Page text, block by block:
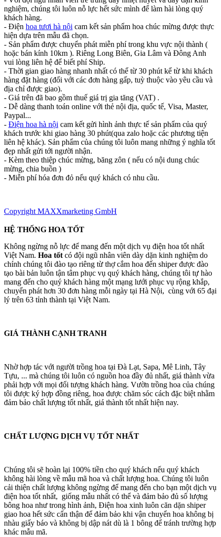
nghiệm, chúng tôi luôn nỗ lực hết sức mình để làm hài lòng quý
khách hàng.
- Điện hoa tươi hà nội cam kết sản phẩm hoa chúc mừng được thực
hiện dựa trên mẫu đã chọn.
- Sản phẩm được chuyển phát miễn phí trong khu vực nội thành (
hoặc bán kính 10km ). Riêng Long Biên, Gia Lâm và Đông Anh
vui lòng liên hệ để biết phí Ship.
- Thời gian giao hàng nhanh nhất có thể từ 30 phút kể từ khi khách
hàng đặt hàng (đối với các đơn hàng gấp, tuỳ thuộc vào yêu cầu và
địa chỉ được giao).
- Giá trên đã bao gồm thuế giá trị gia tăng (VAT) .
- Dễ dàng thanh toán online với thẻ nội địa, quốc tế, Visa, Master,
Paypal...
- Điện hoa hà nội cam kết gửi hình ảnh thực tế sản phẩm của quý
khách trước khi giao hàng 30 phút(qua zalo hoặc các phương tiện
liên hệ khác). Sản phẩm của chúng tôi luôn mang những ý nghĩa tốt
đẹp nhất gửi tới người nhận.
- Kèm theo thiệp chúc mừng, băng zôn ( nếu có nội dung chúc
mừng, chia buồn )
- Miễn phí hóa đơn đỏ nếu quý khách có nhu cầu.
Copyright MAXXmarketing GmbH
HỆ THỐNG HOA TỐT
Không ngừng nỗ lực để mang đến một dịch vụ điện hoa tốt nhất
Việt Nam. Hoa tốt có đội ngũ nhân viên dày dặn kinh nghiệm do
chính chúng tôi đào tạo riêng từ thợ cắm hoa đến shiper được đào
tạo bài bản luôn tận tâm phục vụ quý khách hàng, chúng tôi tự hào
mang đến cho quý khách hàng một mạng lưới phục vụ rộng khắp,
chuyển phát hơn 30 đơn hàng mỗi ngày tại Hà Nội, cùng với 65 đại
lý trên 63 tỉnh thành tại Việt Nam.
GIÁ THÀNH CẠNH TRANH
Nhờ hợp tác với người trồng hoa tại Đà Lạt, Sapa, Mê Linh, Tây
Tựu, ... mà chúng tôi luôn có nguồn hoa đầy đủ nhất, giá thành vừa
phải hợp với mọi đối tượng khách hàng. Vườn trồng hoa của chúng
tôi được ký hợp đồng riêng, hoa được chăm sóc cách đặc biệt nhằm
đảm bảo chất lượng tốt nhất, giá thành tốt nhất hiện nay.
CHẤT LƯỢNG DỊCH VỤ TỐT NHẤT
Chúng tôi sẽ hoàn lại 100% tiền cho quý khách nếu quý khách
không hài lòng về mẫu mã hoa và chất lượng hoa. Chúng tôi luôn
cải thiện chất lượng không ngừng để mang đến cho bạn một dịch vụ
điện hoa tốt nhất, giống mẫu nhất có thể và đảm bảo đủ số lượng
bông hoa như trong hình ảnh, Điện hoa xinh luôn căn dặn shiper
giao hoa hết sức cẩn thận để đảm bảo khi vận chuyển hoa không bị
nhàu giấy báo và không bị dập nát dù là 1 bông để tránh trường hợp
khác mẫu mã.